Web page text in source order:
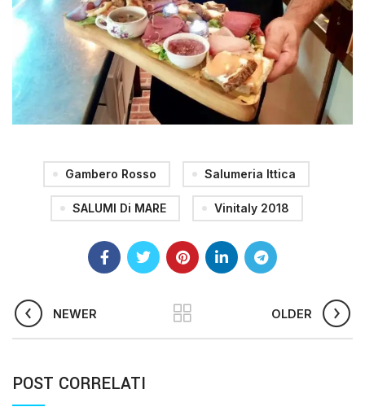
Gambero Rosso Salumeria Ittica
SALUMI Di MARE Vinitaly 2018
NEWER OLDER
POST CORRELATI